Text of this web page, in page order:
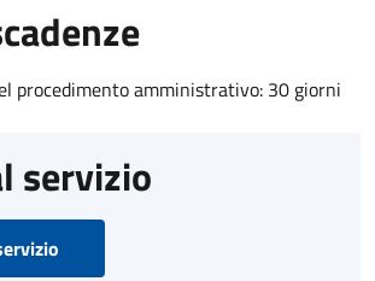
procedimento amministrativo: 30 giorni
servizio